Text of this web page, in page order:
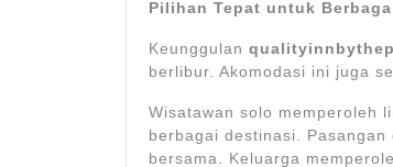
Pilihan Tepat untuk
Keunggulan
berlibur. Akomodasi ini juga
Wisatawan solo memperoleh
berbagai destinasi.
bersama. Keluarga